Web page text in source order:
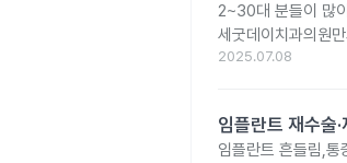
2~30대 분들이 많
세굿데이치과의원
2025.07.08
임플란트 재수술
임플란트 흔들림,